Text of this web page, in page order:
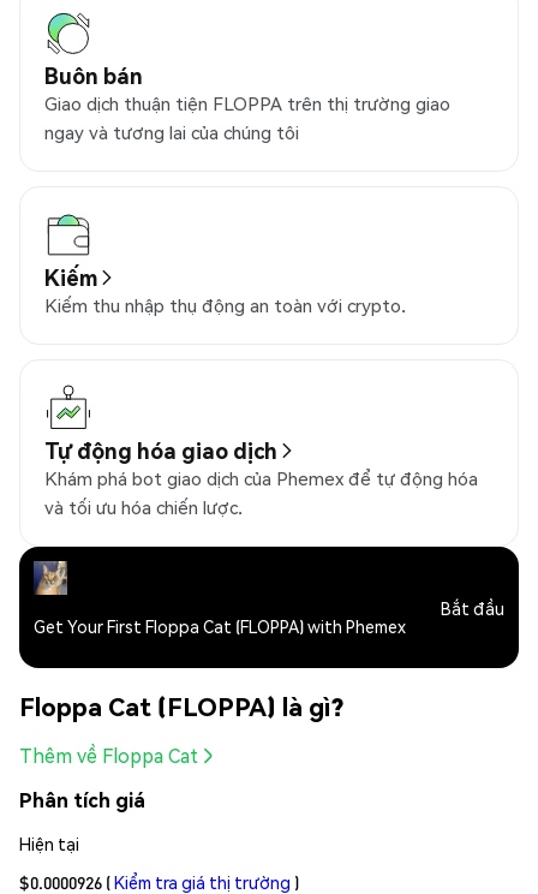
Buôn bán
Giao dịch thuận tiện FLOPPA trên thị trường giao
ngay và tương lai của chúng tôi
Kiếm
Kiếm thu nhập thụ động an toàn với crypto.
Tự động hóa giao dịch
Khám phá bot giao dịch của Phemex để tự động hóa
và tối ưu hóa chiến lược.
Get Your First Floppa Cat (FLOPPA) with Phemex
Bắt đầu
Floppa Cat (FLOPPA) là gì?
Thêm về Floppa Cat
Phân tích giá
Hiện tại
$0.0000926 (Kiểm tra giá thị trường )